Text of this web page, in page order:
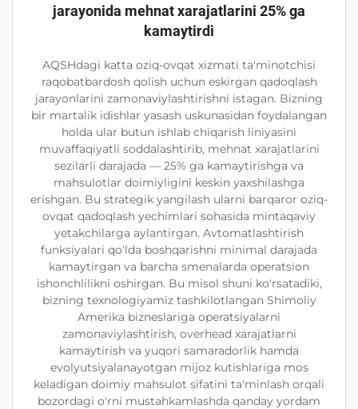
jarayonida mehnat xarajatlarini 25% ga
kamaytirdi
AQSHdagi katta oziq-ovqat xizmati ta'minotchisi
raqobatbardosh qolish uchun eskirgan qadoqlash
jarayonlarini zamonaviylashtirishni istagan. Bizning
bir martalik idishlar yasash uskunasidan foydalangan
holda ular butun ishlab chiqarish liniyasini
muvaffaqiyatli soddalashtirib, mehnat xarajatlarini
sezilarli darajada — 25% ga kamaytirishga va
mahsulotlar doimiyligini keskin yaxshilashga
erishgan. Bu strategik yangilash ularni barqaror oziq-
ovqat qadoqlash yechimlari sohasida mintaqaviy
yetakchilarga aylantirgan. Avtomatlashtirish
funksiyalari qo'lda boshqarishni minimal darajada
kamaytirgan va barcha smenalarda operatsion
ishonchlilikni oshirgan. Bu misol shuni ko'rsatadiki,
bizning texnologiyamiz tashkilotlangan Shimoliy
Amerika bizneslariga operatsiyalarni
zamonaviylashtirish, overhead xarajatlarni
kamaytirish va yuqori samaradorlik hamda
evolyutsiyalanayotgan mijoz kutishlariga mos
keladigan doimiy mahsulot sifatini ta'minlash orqali
bozordagi o'rni mustahkamlashda qanday yordam